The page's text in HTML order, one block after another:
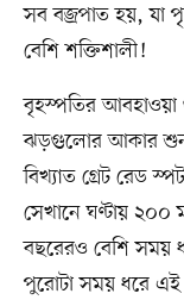
সব বজ্রপাত হয়, যা
বেশি শক্তিশালী!
বৃহস্পতির
ঝড়গুলোর আকার
বিখ্যাত গ্রেট রেড
সেখানে ঘণ্টায়
বছরেরও বেশি সময়
পুরোটা সময় ধরে